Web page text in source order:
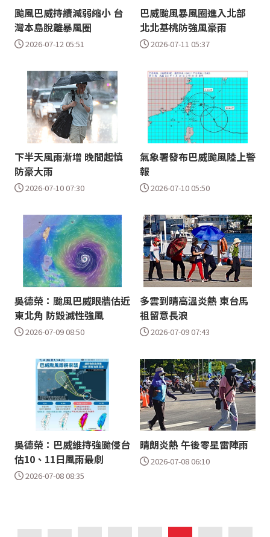
颱風巴威持續減弱縮小 台
灣本島脫離暴風圈
2026-07-12 05:51
巴威颱風暴風圈進入北部
北北基桃防強風豪雨
2026-07-11 05:37
下半天風雨漸增 晚間起慎
防豪大雨
2026-07-10 07:30
氣象署發布巴威颱風陸上警
報
2026-07-10 05:50
吳德榮：颱風巴威眼牆估近
東北角 防毀滅性強風
2026-07-09 08:50
多雲到晴高溫炎熱 東台馬
祖留意長浪
2026-07-09 07:43
吳德榮：巴威維持強颱侵台
估10、11日風雨最劇
2026-07-08 08:35
晴朗炎熱 午後零星雷陣雨
2026-07-08 06:10